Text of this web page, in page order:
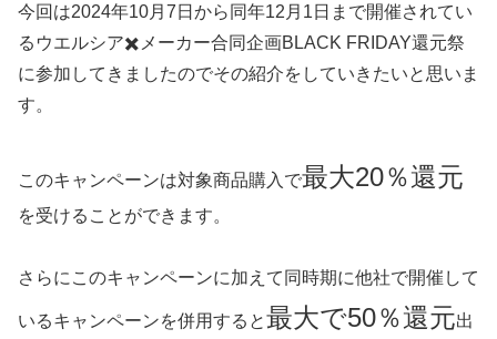
今回は2024年10月7日から同年12月1日まで開催されてい
るウエルシア✖️メーカー合同企画BLACK FRIDAY還元祭
に参加してきましたのでその紹介をしていきたいと思いま
す。
このキャンペーンは対象商品購入で最大20％還元
を受けることができます。
さらにこのキャンペーンに加えて同時期に他社で開催して
いるキャンペーンを併用すると最大で50％還元出